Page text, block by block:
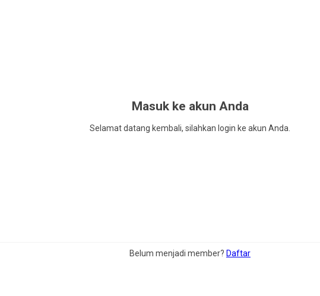
Masuk ke akun Anda
Selamat datang kembali, silahkan login ke akun Anda.
Belum menjadi member? Daftar